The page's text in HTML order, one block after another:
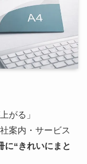
がる」
案内・サービス
に“きれいにまと